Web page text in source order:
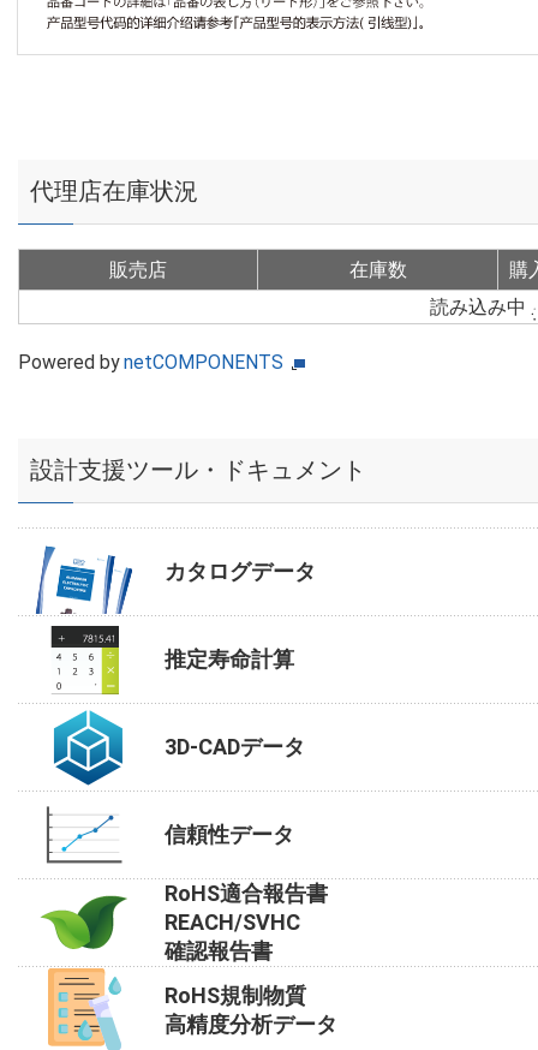
代理店在庫状況
販売店 在庫数
購
読み込み中
Powered bynetCOMPONENTS
設計支援ツール・ドキュメント
カタログデータ
推定寿命計算
3D-CADデータ
信頼性データ
RoHS適合報告書
REACH/SVHC
確認報告書
RoHS規制物質
高精度分析データ